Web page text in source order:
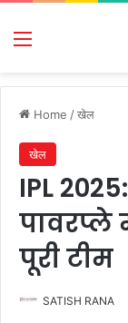
Menu
Home /खेल
खेल
IPL
पावरप्ले
पूरी टीम
SATISH RANA